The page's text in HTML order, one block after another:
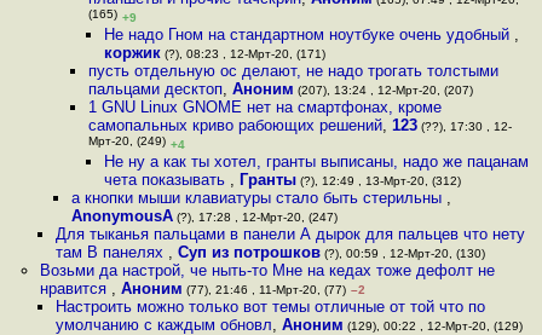
(165) +9
Не надо Гном на стандартном ноутбуке очень удобный ,
коржик(?), 08:23 , 12-Мрт-20, (171)
пусть отдельную ос делают, не надо трогать толстыми
пальцами десктоп, Аноним (207), 13:24 , 12-Мрт-20, (207)
1 GNU Linux GNOME нет на смартфонах, кроме
самопальных криво рабоющих решений, 123(??), 17:30 , 12-
Мрт-20, (249) +4
Не ну а как ты хотел, гранты выписаны, надо же пацанам
чета показывать , Гранты(?), 12:49 , 13-Мрт-20, (312)
а кнопки мыши клавиатуры стало быть стерильны ,
AnonymousA (?), 17:28 , 12-Мрт-20, (247)
Для тыканья пальцами в панели А дырок для пальцев что нету
там В панелях , Суп из потрошков(?), 00:59 , 12-Мрт-20, (130)
Возьми да настрой, че ныть-то Мне на кедах тоже дефолт не
нравится , Аноним (77), 21:46 , 11-Мрт-20, (77) –2
Настроить можно только вот темы отличные от той что по
умолчанию с каждым обновл, Аноним (129), 00:22 , 12-Мрт-20, (129)